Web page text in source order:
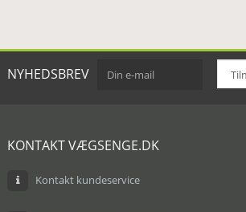
NYHEDSBREV
KONTAKT VÆGSENGE.DK
Kontakt kundeservice